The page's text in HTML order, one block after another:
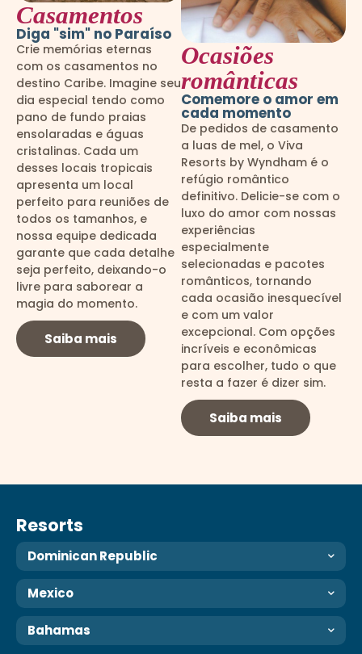
Casamentos
Diga "sim" no Paraíso
Crie memórias eternas
com os casamentos no
destino Caribe. Imagine seu
dia especial tendo como
pano de fundo praias
ensolaradas e águas
cristalinas. Cada um
desses locais tropicais
apresenta um local
perfeito para reuniões de
todos os tamanhos, e
nossa equipe dedicada
garante que cada detalhe
seja perfeito, deixando-o
livre para saborear a
magia do momento.
Saiba mais
Ocasiões
românticas
Comemore o amor em
cada momento
De pedidos de casamento
a luas de mel, o Viva
Resorts by Wyndham é o
refúgio romântico
definitivo. Delicie-se com o
luxo do amor com nossas
experiências
especialmente
selecionadas e pacotes
românticos, tornando
cada ocasião inesquecível
e com um valor
excepcional. Com opções
incríveis e econômicas
para escolher, tudo o que
resta a fazer é dizer sim.
Saiba mais
Resorts
Dominican Republic
Mexico
Bahamas